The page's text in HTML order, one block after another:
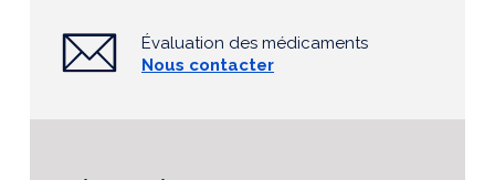
Évaluation des médicaments
Nous contacter